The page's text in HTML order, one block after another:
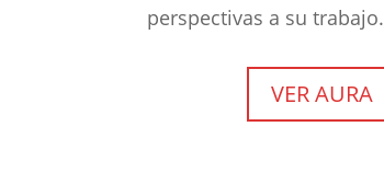
perspectivas a su trabajo.
VER AURA